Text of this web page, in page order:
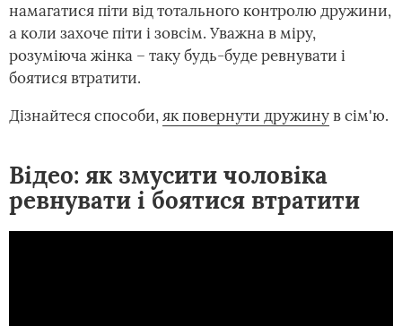
намагатися піти від тотального контролю дружини,
а коли захоче піти і зовсім. Уважна в міру,
розуміюча жінка – таку будь-буде ревнувати і
боятися втратити.
Дізнайтеся способи,як повернути дружинув сім'ю.
Відео: як змусити чоловіка
ревнувати і боятися втратити